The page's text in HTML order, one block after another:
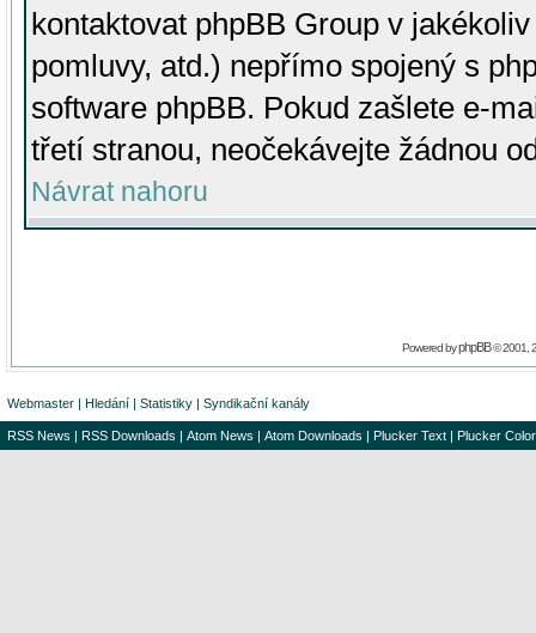
kontaktovat phpBB Group v
pomluvy, atd.) nepřímo spojený s
software phpBB. Pokud zašlete e-
třetí stranou, neočekávejte žádnou
Návrat nahoru
Powered byphpBB© 2001,
Webmaster | Hledání | Statistiky | Syndikační kanály
RSS News | RSS Downloads | Atom News | Atom Downloads | Plucker Text | Plucker Color